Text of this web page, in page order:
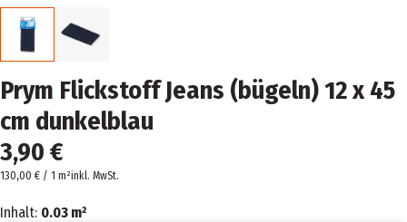
Prym Flickstoff Jeans (bügeln) 12 x 45
cm dunkelblau
3,90 €
130,00 € / 1 m²inkl. MwSt.
Inhalt: 0.03 m²